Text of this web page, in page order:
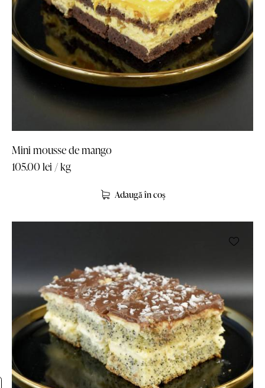
Mini mousse de mango
105.00 lei / kg
Adaugă în coș